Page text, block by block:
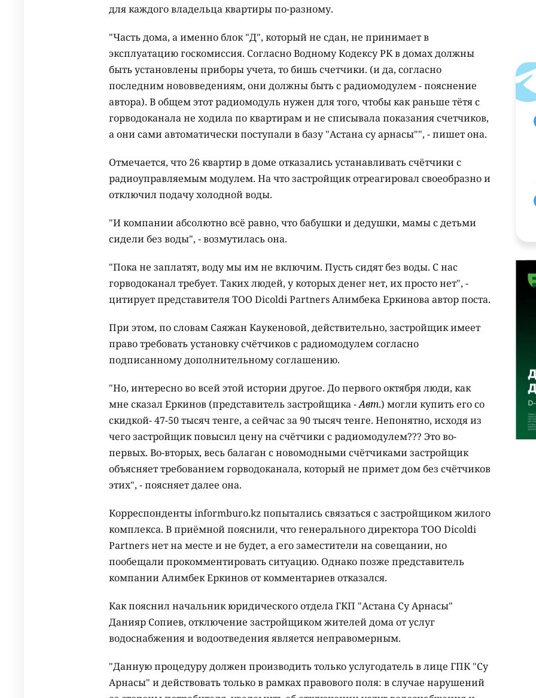
для каждого владельца квартиры по-разному.
"Часть дома, а именно блок "Д", который не сдан, не принимает в
эксплуатацию госкомиссия. Согласно Водному Кодексу РК в домах должны
быть установлены приборы учета, то бишь счетчики. (и да, согласно
последним нововведениям, они должны быть с радиомодулем - пояснение
автора). В общем этот радиомодуль нужен для того, чтобы как раньше тётя с
горводоканала не ходила по квартирам и не списывала показания счетчиков,
а они сами автоматически поступали в базу "Астана су арнасы"", - пишет она.
Отмечается, что 26 квартир в доме отказались устанавливать счётчики с
радиоуправляемым модулем. На что застройщик отреагировал своеобразно и
отключил подачу холодной воды.
"И компании абсолютно всё равно, что бабушки и дедушки, мамы с детьми
сидели без воды", - возмутилась она.
"Пока не заплатят, воду мы им не включим. Пусть сидят без воды. С нас
горводоканал требует. Таких людей, у которых денег нет, их просто нет", -
цитирует представителя ТОО Dicoldi Partners Алимбека Еркинова автор поста.
При этом, по словам Саяжан Каукеновой, действительно, застройщик имеет
право требовать установку счётчиков с радиомодулем согласно
подписанному дополнительному соглашению.
"Но, интересно во всей этой истории другое. До первого октября люди, как
мне сказал Еркинов (представитель застройщика -Авт.) могли купить его со
скидкой- 47-50 тысяч тенге, а сейчас за 90 тысяч тенге. Непонятно, исходя из
чего застройщик повысил цену на счётчики с радиомодулем??? Это во-
первых. Во-вторых, весь балаган с новомодными счётчиками застройщик
объясняет требованием горводоканала, который не примет дом без счётчиков
этих", - поясняет далее она.
Корреспонденты informburo.kz попытались связаться с застройщиком жилого
комплекса. В приёмной пояснили, что генерального директора ТОО Dicoldi
Partners нет на месте и не будет, а его заместители на совещании, но
пообещали прокомментировать ситуацию. Однако позже представитель
компании Алимбек Еркинов от комментариев отказался.
Как пояснил начальник юридического отдела ГКП "Астана Су Арнасы"
Данияр Сопиев, отключение застройщиком жителей дома от услуг
водоснабжения и водоотведения является неправомерным.
"Данную процедуру должен производить только услугодатель в лице ГПК "Су
Арнасы" и действовать только в рамках правового поля: в случае нарушений